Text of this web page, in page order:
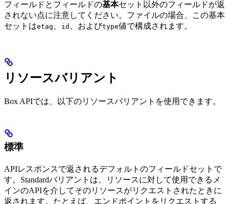
フィールドとフィールドの基本セット以外のフィールドが返
されない点に注意してください。ファイルの場合、この基本
セットはetag id 、およびtype値で構成されます。
リソースバリアント
Box APIでは、以下のリソースバリアントを使用できます。
標準
APIレスポンスで返されるデフォルトのフィールドセットで
す。Standardバリアントは、リソースに対して使用できるメ
インのAPIを介してそのリソースがリクエストされたときに
返されます。たとえば、 エンドポイントをリクエストする